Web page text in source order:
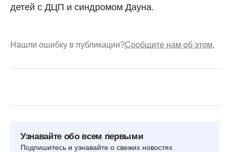
детей с ДЦП и синдромом Дауна.
Нашли ошибку в публикации?Сообщите нам об этом.
Узнавайте обо всем первыми
Подпишитесь и узнавайте о свежих новостях